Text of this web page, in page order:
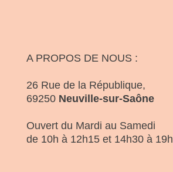
A PROPOS DE NOUS :
26 Rue de la République,
69250 Neuville-sur-Saône
Ouvert du Mardi au Samedi
de 10h à 12h15 et 14h30 à 19h